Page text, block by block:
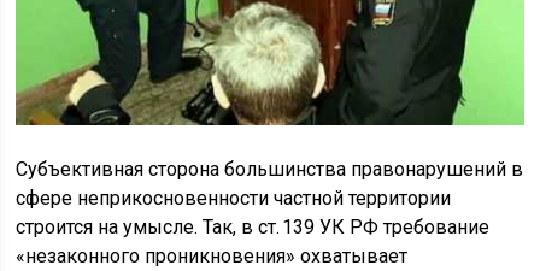
Субъективная сторона большинства правонарушений в
сфере неприкосновенности частной территории
строится на умысле. Так, в ст. 139 УК РФ требование
«незаконного проникновения» охватывает